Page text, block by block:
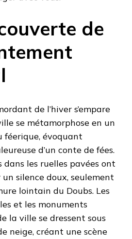
de
de l’hiver s’empare
se métamorphose en un
évoquant
d’un conte de fées.
dans les ruelles pavées ont
silence doux, seulement
lointain du Doubs. Les
et les monuments
la ville se dressent sous
neige, créant une scène